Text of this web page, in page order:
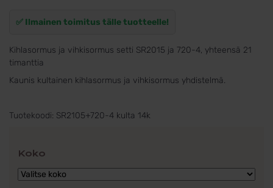
✅ Ilmainen toimitus tälle tuotteelle!
Kihlasormus ja vihkisormus setti SR2015 ja 720-4, yhteensä 21
timanttia
Kaunis kultainen kihlasormus ja vihkisormus yhdistelmä.
Tuotekoodi: SR2105+720-4 kulta 14k
Koko